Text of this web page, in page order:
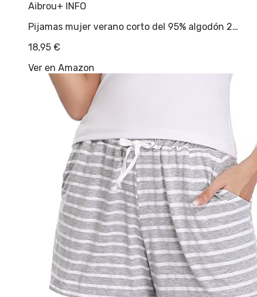
Aibrou+ INFO
Pijamas mujer verano corto del 95% algodón 2…
18,95 €
Ver en Amazon